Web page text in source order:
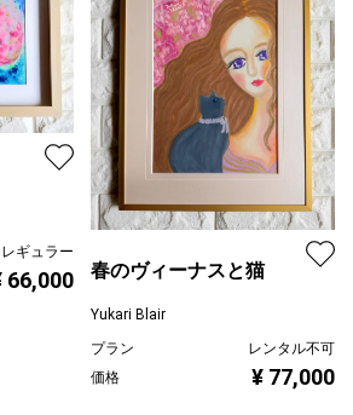
レギュラー
66,000 春のヴィーナスと猫
Yukari Blair
プラン
レンタル不可
価格
¥ 77,000